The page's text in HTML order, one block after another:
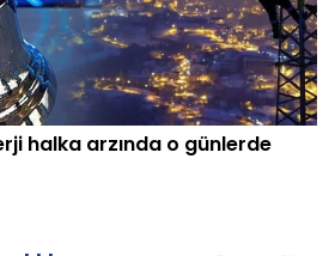
halka arzında o günlerde